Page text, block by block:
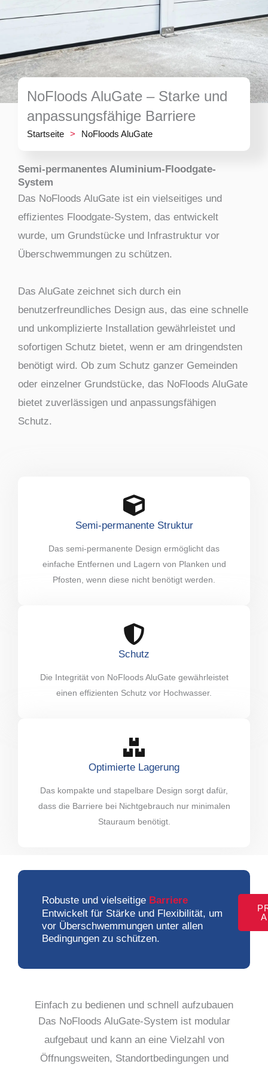
NoFloods AluGate – Starke und
anpassungsfähige Barriere
Startseite > NoFloods AluGate
Semi-permanentes Aluminium-Floodgate-
System
Das NoFloods AluGate ist ein vielseitiges und
effizientes Floodgate-System, das entwickelt
wurde, um Grundstücke und Infrastruktur vor
Überschwemmungen zu schützen.
Das AluGate zeichnet sich durch ein
benutzerfreundliches Design aus, das eine schnelle
und unkomplizierte Installation gewährleistet und
sofortigen Schutz bietet, wenn er am dringendsten
benötigt wird. Ob zum Schutz ganzer Gemeinden
oder einzelner Grundstücke, das NoFloods AluGate
bietet zuverlässigen und anpassungsfähigen
Schutz.
Semi-permanente Struktur
Das semi-permanente Design ermöglicht das
einfache Entfernen und Lagern von Planken und
Pfosten, wenn diese nicht benötigt werden.
Schutz
Die Integrität von NoFloods AluGate gewährleistet
einen effizienten Schutz vor Hochwasser.
Optimierte Lagerung
Das kompakte und stapelbare Design sorgt dafür,
dass die Barriere bei Nichtgebrauch nur minimalen
Stauraum benötigt.
Robuste und vielseitige Barriere
Entwickelt für Stärke und Flexibilität, um
vor Überschwemmungen unter allen
Bedingungen zu schützen.
Einfach zu bedienen und schnell aufzubauen
Das NoFloods AluGate-System ist modular
aufgebaut und kann an eine Vielzahl von
Öffnungsweiten, Standortbedingungen und